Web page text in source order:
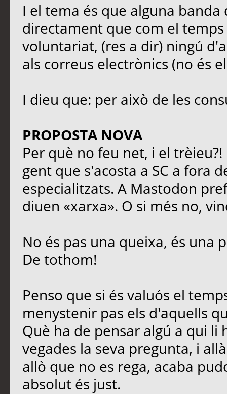
I el tema és que alguna
directament que com el
voluntariat, (res a dir) ningú
als correus electrònics (no és
I dieu que: per això de les
PROPOSTA NOVA
Per què no feu net, i el
gent que s'acosta a SC a fora
especialitzats. A Mastodon
diuen «xarxa». O si més no,
No és pas una queixa, és
De tothom!
Penso que si és valuós el
menystenir pas els d'aquells
Què ha de pensar algú a qui li
vegades la seva pregunta, i
allò que no es rega, acaba
absolut és just.